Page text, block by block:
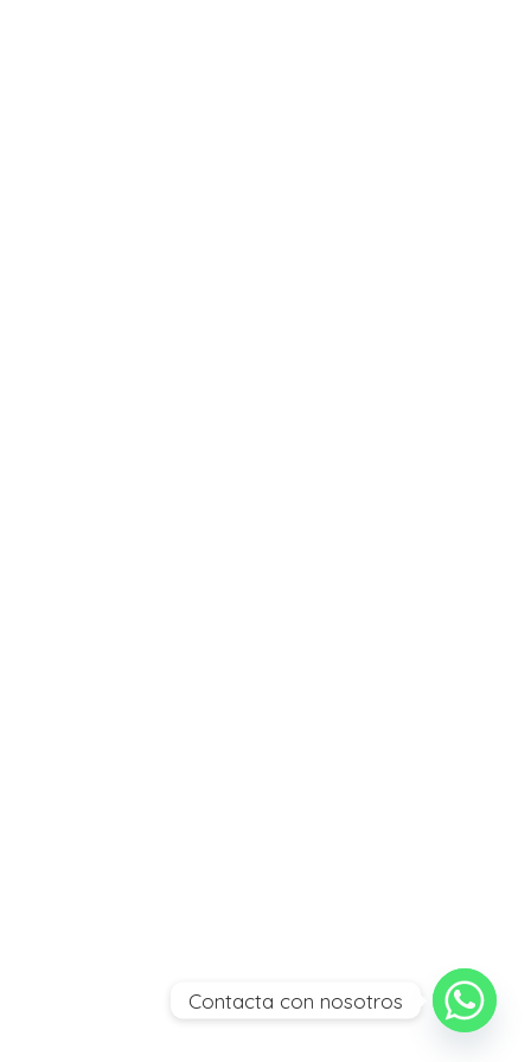
Contacta con nosotros